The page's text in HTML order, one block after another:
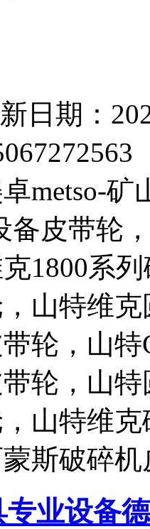
日期：
metso-
备皮带轮
1800系
山特维
轮，山
轮，山
山特维
斯破碎
业设备